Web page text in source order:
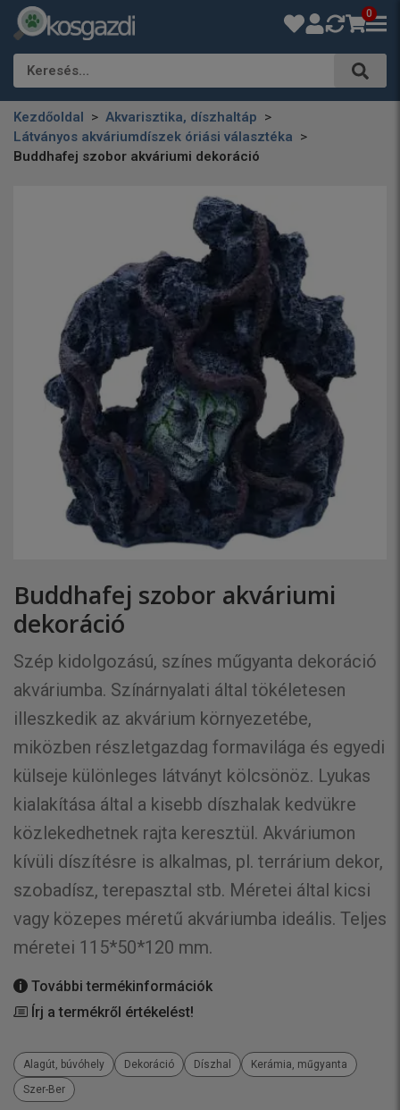
0
Keresés…
Kezdőoldal
Akvarisztika, díszhaltáp
Látványos akváriumdíszek óriási választéka
Buddhafej szobor akváriumi dekoráció
Buddhafej szobor akváriumi
dekoráció
Szép kidolgozású, színes műgyanta dekoráció
akváriumba. Színárnyalati által tökéletesen
illeszkedik az akvárium környezetébe,
miközben részletgazdag formavilága és egyedi
külseje különleges látványt kölcsönöz. Lyukas
kialakítása által a kisebb díszhalak kedvükre
közlekedhetnek rajta keresztül. Akváriumon
kívüli díszítésre is alkalmas, pl. terrárium dekor,
szobadísz, terepasztal stb. Méretei által kicsi
vagy közepes méretű akváriumba ideális. Teljes
méretei 115*50*120 mm.
További termékinformációk
Írj a termékről értékelést!
Alagút, búvóhely Dekoráció Díszhal
Kerámia, műgyanta
Szer-Ber